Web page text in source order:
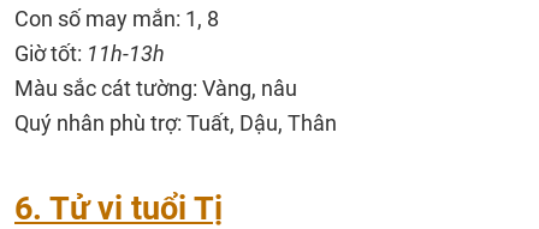
Con số may mắn: 1, 8
Giờ tốt: 11h-13h
Màu sắc cát tường: Vàng, nâu
Quý nhân phù trợ: Tuất, Dậu, Thân
6. Tử vi tuổi Tị